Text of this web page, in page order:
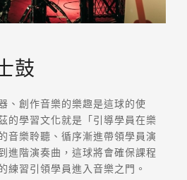
鼓
、創作音樂的樂趣是這球的使
的學習文化就是「引導學員在樂
音樂聆聽、循序漸進帶領學員演
進階演奏曲，這球將會確保課程
練習引領學員進入音樂之門。